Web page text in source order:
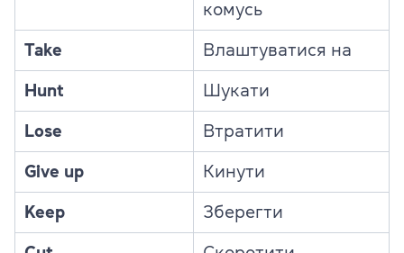
комусь
Take Влаштуватися на
Hunt Шукати
Lose Втратити
Give up Кинути
Keep Зберегти